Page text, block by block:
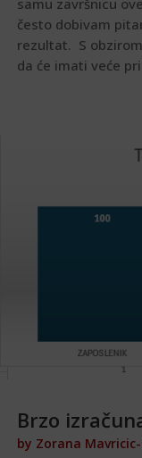
često dobivam
rezultat. S
da će imati veće
Brzo
by Zorana